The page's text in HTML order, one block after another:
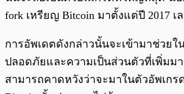
fork เหรียญ Bitcoin มาตั้งแต่ปี 2017 เ
การอัพเดตดังกล่าวนั้นจะเข้ามาช่วยใ
ปลอดภัยและความเป็นส่วนตัวที่เพิ่มม
สามารถคาดหวังว่าจะมาในตัวอัพเก